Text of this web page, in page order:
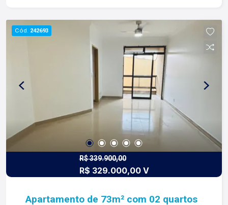
construindo relacionamentos e confiança com
clientes e proprietários.
Cód. 242693
R$ 339.900,00
R$ 329.000,00 V
Apartamento de 73m² com 02 quartos